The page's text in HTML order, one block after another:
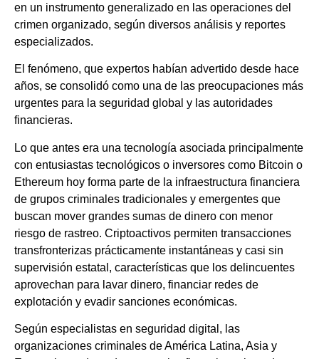
en un instrumento generalizado en las operaciones del
crimen organizado, según diversos análisis y reportes
especializados.
El fenómeno, que expertos habían advertido desde hace
años, se consolidó como una de las preocupaciones más
urgentes para la seguridad global y las autoridades
financieras.
Lo que antes era una tecnología asociada principalmente
con entusiastas tecnológicos o inversores como Bitcoin o
Ethereum hoy forma parte de la infraestructura financiera
de grupos criminales tradicionales y emergentes que
buscan mover grandes sumas de dinero con menor
riesgo de rastreo. Criptoactivos permiten transacciones
transfronterizas prácticamente instantáneas y casi sin
supervisión estatal, características que los delincuentes
aprovechan para lavar dinero, financiar redes de
explotación y evadir sanciones económicas.
Según especialistas en seguridad digital, las
organizaciones criminales de América Latina, Asia y